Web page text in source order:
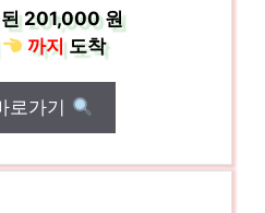
201,000 원
까지도착
로가기